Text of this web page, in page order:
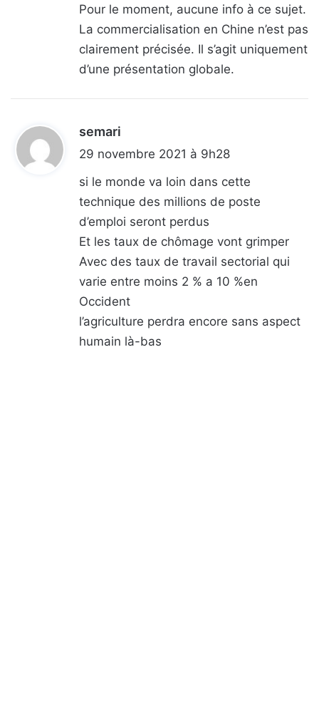
:
Pour le moment, aucune info à ce sujet.
La commercialisation en Chine n’est pas
clairement précisée. Il s’agit uniquement
d’une présentation globale.
semari
i
:
29 novembre 2021 à 9h28
si le monde va loin dans cette
technique des millions de poste
d’emploi seront perdus
Et les taux de chômage vont grimper
Avec des taux de travail sectorial qui
varie entre moins 2 % a 10 %en
Occident
l’agriculture perdra encore sans aspect
humain là-bas